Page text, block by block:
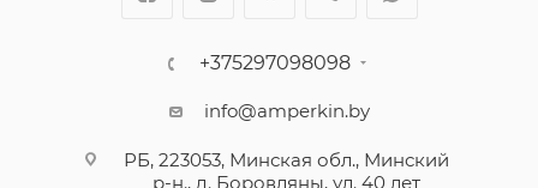
+375297098098
info@amperkin.by
РБ, 223053, Минская обл., Минский
р-н., д. Боровляны, ул. 40 лет